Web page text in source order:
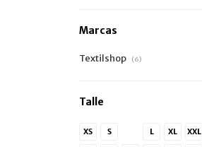
Marcas
Textilshop (6)
Talle
XS S L XL XXL